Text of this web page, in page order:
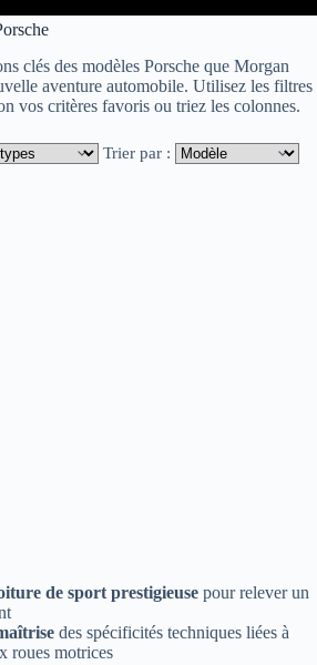
clés des modèles Porsche que Morgan
aventure automobile. Utilisez les filtres
vos critères favoris ou triez les colonnes.
Trier par :
de sport prestigieuse pour relever un
des spécificités techniques liées à
roues motrices